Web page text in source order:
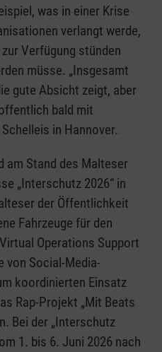
was in einer Krise
verlangt werde,
Verfügung stünden
müsse. „Insgesamt
gute Absicht zeigt, aber
bald mit
in Hannover.
am Stand des Malteser
„Interschutz 2026“ in
der Öffentlichkeit
Fahrzeuge für den
Operations Support
von Social-Media-
koordinierten Einsatz
Rap-Projekt „Mit Beats
Bei der „Interschutz
1. bis 6. Juni 2026 nach